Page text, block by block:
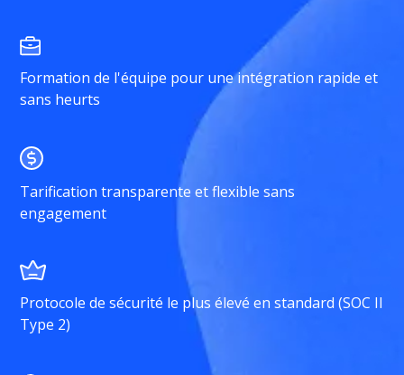
Formation de l'équipe pour une intégration rapide et
sans heurts
Tarification transparente et flexible sans
engagement
Protocole de sécurité le plus élevé en standard (SOC II
Type 2)